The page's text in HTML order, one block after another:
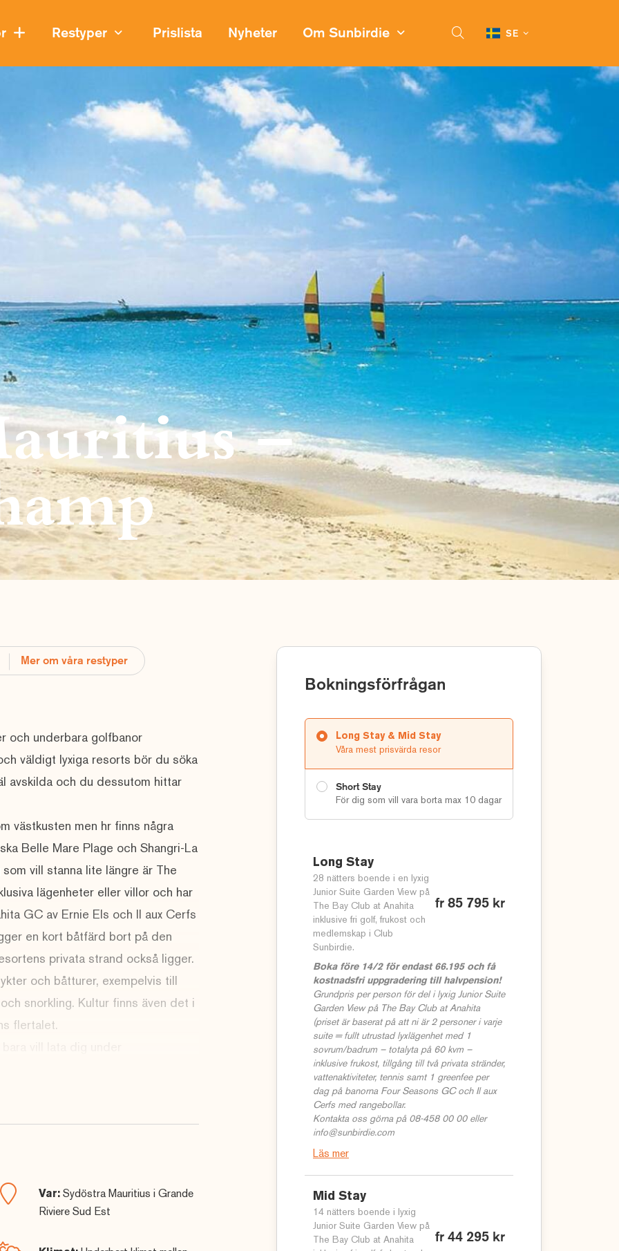
Restyper Prislista Nyheter Om Sunbirdie SE
–
Mer om våra restyper
och underbara golfbanor
väldigt lyxiga resorts bör du söka
avskilda och du dessutom hittar
västkusten men hr finns några
Belle Mare Plage och Shangri-La
vill stanna lite längre är The
lägenheter eller villor och har
GC av Ernie Els och Il aux Cerfs
en kort båtfärd bort på den
privata strand också ligger.
och båtturer, exempelvis till
snorkling. Kultur finns även det i
flertalet.
eller funderingar – eller bara vill
(4 veckor eller mer)
Var: Sydöstra Mauritius i Grande
Riviere Sud Est
Bokningsförfrågan
Long Stay & Mid Stay
Våra mest prisvärda resor
Short Stay
För dig som vill vara borta max 10 dagar
Long Stay
28 nätters boende i en lyxig
Junior Suite Garden View på
The Bay Club at Anahita
inklusive fri golf, frukost och
medlemskap i Club
Sunbirdie.
fr 85 795 kr
Boka före 14/2 för endast 66.195 och få
kostnadsfri uppgradering till halvpension!
Grundpris per person för del i lyxig Junior Suite
Garden View på The Bay Club at Anahita
(priset är baserat på att ni är 2 personer i varje
suite = fullt utrustad lyxlägenhet med 1
sovrum/badrum – totalyta på 60 kvm –
inklusive frukost, tillgång till två privata stränder,
vattenaktiviteter, tennis samt 1 greenfee per
dag på banorna Four Seasons GC och Il aux
Cerfs med rangebollar.
Kontakta oss görna på 08-458 00 00 eller
info@sunbirdie.com
Läs mer
Mid Stay
14 nätters boende i lyxig
Junior Suite Garden View på
The Bay Club at Anahita
fr 44 295 kr